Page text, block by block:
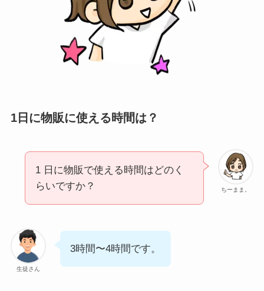
1日に物販に使える時間は？
ちーまま。
1 日に物販で使える時間はどのく
らいですか？
生徒さん
3時間〜4時間です。